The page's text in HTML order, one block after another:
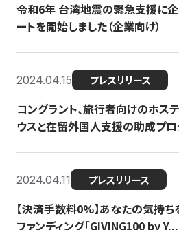
令和6年 台湾地震の緊急支援に
ートを開始しました（企業向け）
2024.04.15 プレスリリース
コングラント、旅行者向けのホス
ウスと在留外国人支援の助成プロ
2024.04.11 プレスリリース
【決済手数料0%】あなたの気持
ファンディング「GIVING100 by Y...